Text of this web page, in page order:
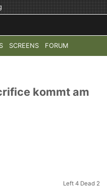
SCREENS FORUM
4 HALO:
kommt am